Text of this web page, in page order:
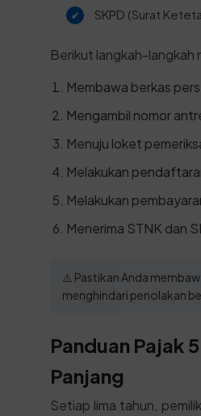
SKPD (Surat
Berikut langkah-langkah
Membawa berkas
Mengambil nomor
Menuju loket
Melakukan
Melakukan
Menerima STNK dan
⚠️ Pastikan Anda
menghindari penolakan
Panduan Pajak
Panjang
Setiap lima tahun,